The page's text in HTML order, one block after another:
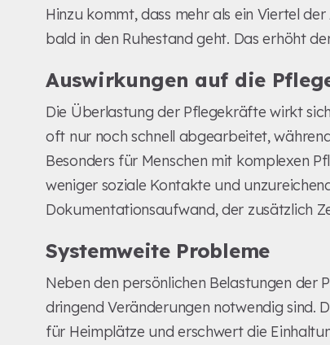
Hinzu kommt, dass mehr als ein Viertel
bald in den Ruhestand geht. Das erhöht
Auswirkungen auf die
Die Überlastung der Pflegekräfte wirkt
oft nur noch schnell abgearbeitet,
Besonders für Menschen mit komplexen
weniger soziale Kontakte und
Dokumentationsaufwand, der zusätzlich
Systemweite Probleme
Neben den persönlichen Belastungen der
dringend Veränderungen notwendig sind.
für Heimplätze und erschwert die